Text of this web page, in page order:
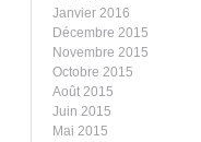
Janvier 2016
Décembre 2015
Novembre 2015
Octobre 2015
Août 2015
Juin 2015
Mai 2015